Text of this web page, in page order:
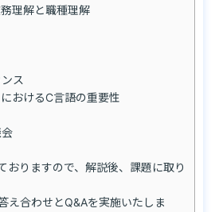
理解と職種理解
ス
おけるC言語の重要性
おりますので、解説後、課題に取り
え合わせとQ&Aを実施いたしま